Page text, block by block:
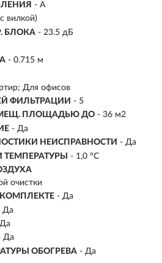
- A
вилкой)
БЛОКА - 23.5 дБ
- 0.715 м
Для офисов
ФИЛЬТРАЦИИ - 5
ПЛОЩАДЬЮ ДО - 36 м2
- Да
НЕИСПРАВНОСТИ - Да
ТЕМПЕРАТУРЫ
- 1,0 °С
очистки
КОМПЛЕКТЕ - Да
Да
Да
ОБОГРЕВА - Да